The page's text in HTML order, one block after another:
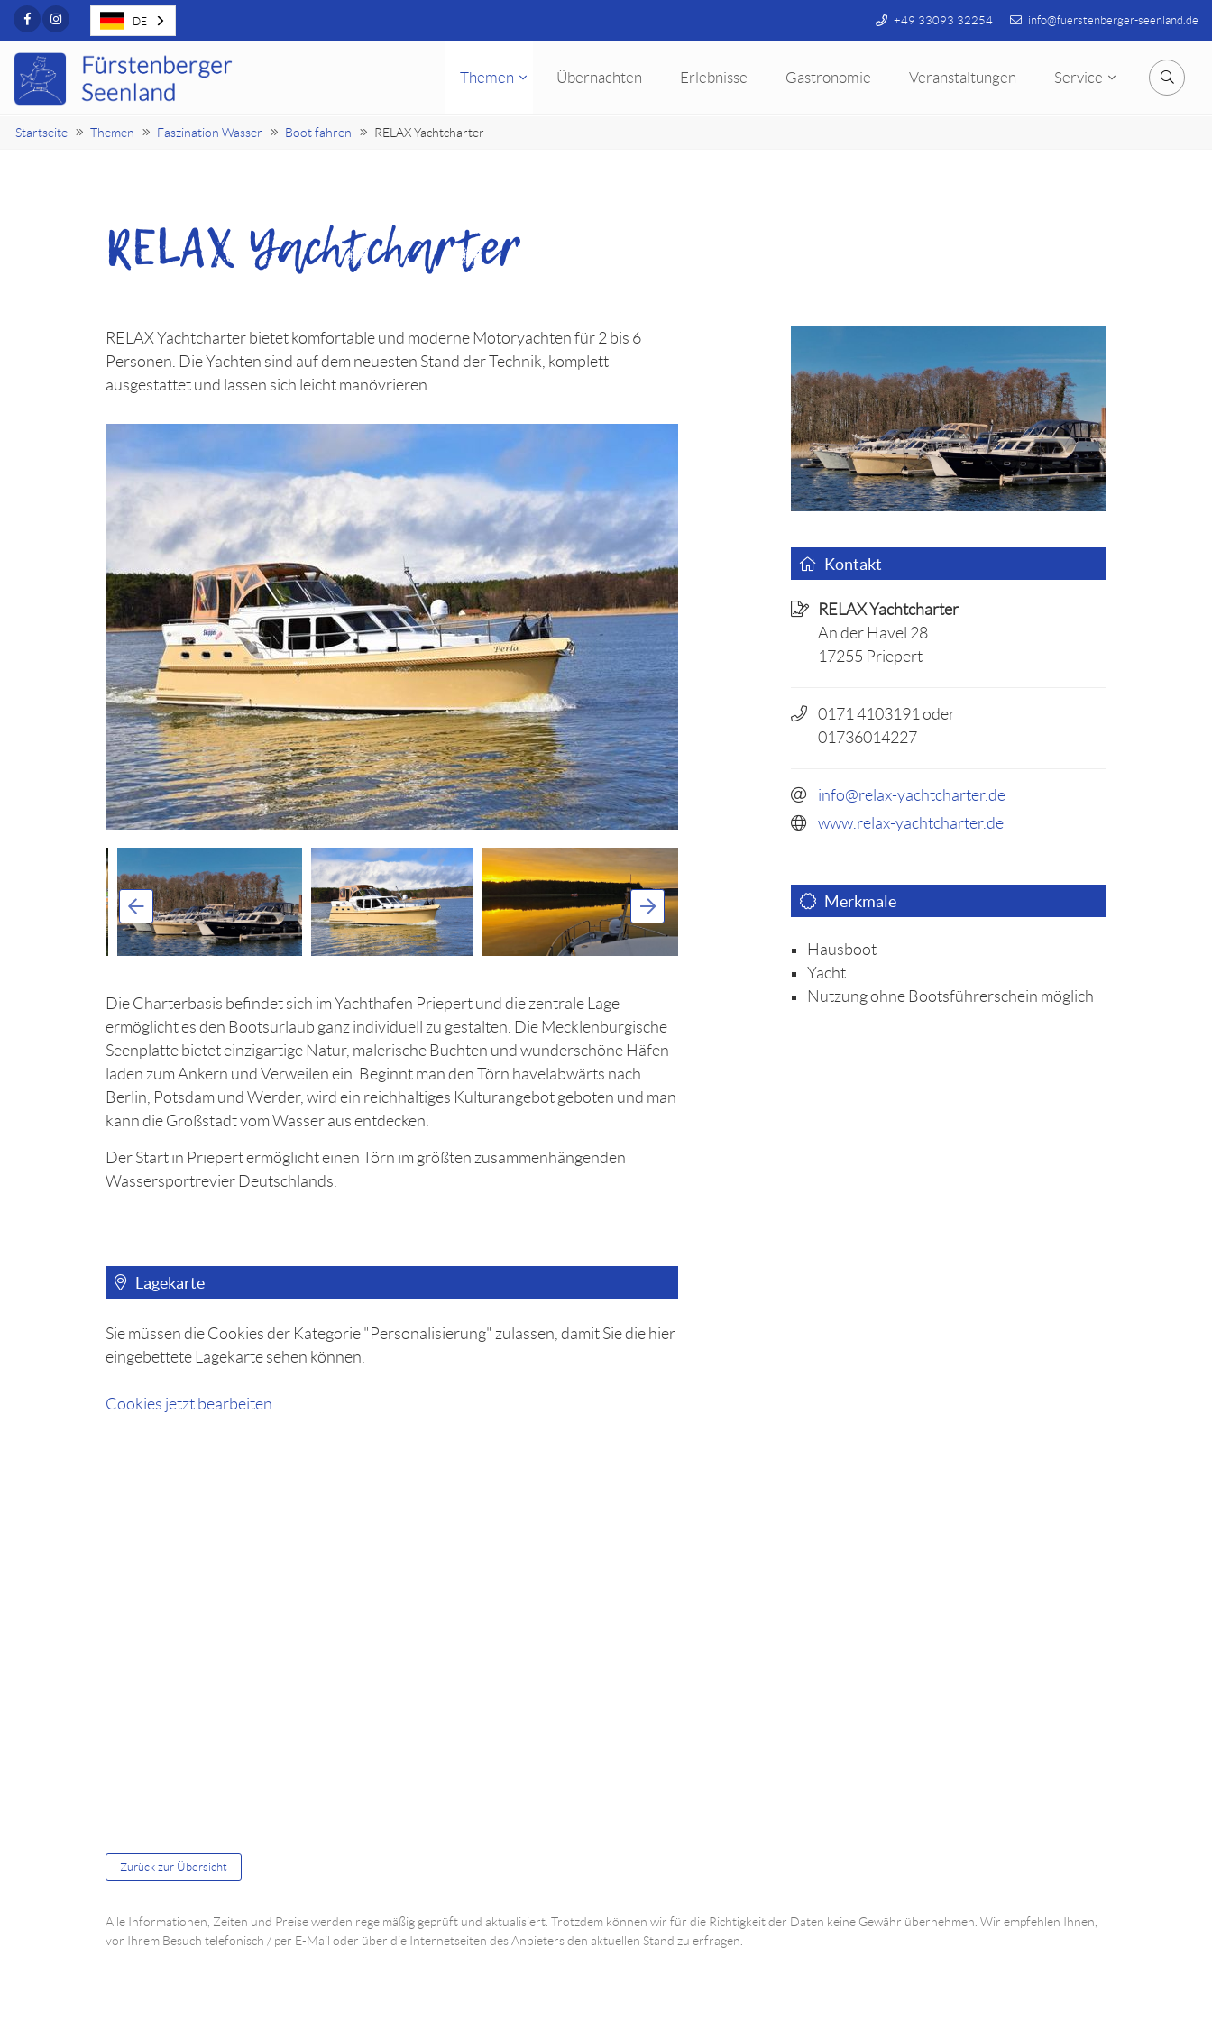
FacebookInstagram +49 33093 32254 info@fuerstenberger-seenland.de
Themen Übernachten Erlebnisse Gastronomie Veranstaltungen Service Suche
Startseite Themen Faszination Wasser Boot fahren RELAX Yachtcharter
RELAX Yachtcharter
RELAX Yachtcharter bietet komfortable und moderne Motoryachten für 2 bis 6
Personen. Die Yachten sind auf dem neuesten Stand der Technik, komplett
ausgestattet und lassen sich leicht manövrieren.
Die Charterbasis befindet sich im Yachthafen Priepert und die zentrale Lage
ermöglicht es den Bootsurlaub ganz individuell zu gestalten. Die Mecklenburgische
Seenplatte bietet einzigartige Natur, malerische Buchten und wunderschöne Häfen
laden zum Ankern und Verweilen ein. Beginnt man den Törn havelabwärts nach
Berlin, Potsdam und Werder, wird ein reichhaltiges Kulturangebot geboten und man
kann die Großstadt vom Wasser aus entdecken.
Der Start in Priepert ermöglicht einen Törn im größten zusammenhängenden
Wassersportrevier Deutschlands.
Lagekarte
Sie müssen die Cookies der Kategorie "Personalisierung" zulassen, damit Sie die hier
eingebettete Lagekarte sehen können.
Cookies jetzt bearbeiten
Kontakt
RELAX Yachtcharter
An der Havel 28
17255 Priepert
0171 4103191 oder
01736014227
info@relax-yachtcharter.de
www.relax-yachtcharter.de
Merkmale
Hausboot
Yacht
Nutzung ohne Bootsführerschein möglich
Zurück zur Übersicht
Alle Informationen, Zeiten und Preise werden regelmäßig geprüft und aktualisiert. Trotzdem können wir für die Richtigkeit der Daten keine Gewähr übernehmen. Wir empfehlen Ihnen,
vor Ihrem Besuch telefonisch / per E-Mail oder über die Internetseiten des Anbieters den aktuellen Stand zu erfragen.
DE